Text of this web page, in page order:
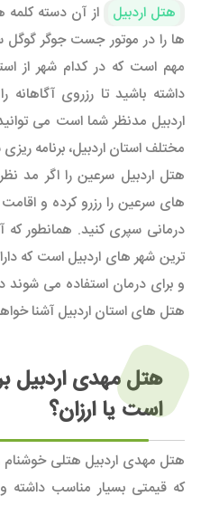
هتل اردبیل
از آن دسته
ها را در موتور جست جوگر گوگل
مهم است که در کدام شهر از
داشته باشید تا رزروی
اردبیل مدنظر شما است می
مختلف استان اردبیل، برنامه
هتل اردبیل سرعین را اگر مد
های سرعین را رزرو کرده و
درمانی سپری کنید. همانطور که
ترین شهر های اردبیل است که
و برای درمان استفاده می شوند
هتل های استان اردبیل آشنا
هتل مهدی اردبیل
است یا ارزان؟
هتل مهدی اردبیل هتلی خوشنام
که قیمتی بسیار مناسب داشته